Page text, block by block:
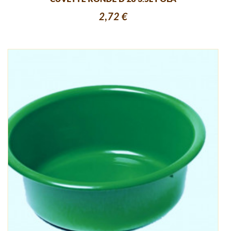
2,72 €